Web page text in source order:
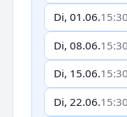
Di, 01.06.
Di, 08.06.
Di, 15.06.
Di, 22.06.